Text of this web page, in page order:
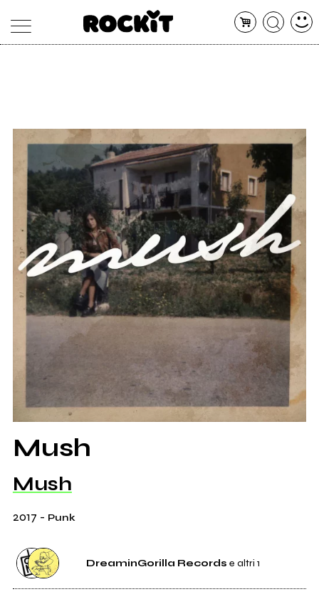
ARTISTI
CONCERTI
SHOP
RADIO
Mush
Mush
2017 - Punk
DreaminGorilla Records e altri 1